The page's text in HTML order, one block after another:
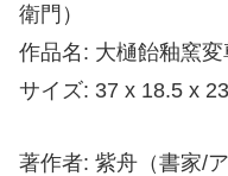
衛門）
作品名: 大樋飴釉窯変
サイズ: 37 x 18.5 x
著作者: 紫舟（書家/